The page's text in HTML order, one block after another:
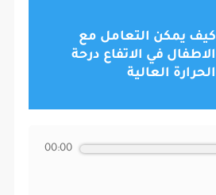
كيف يمكن التعامل مع
الاطفال في الاتفاع درحة
الحرارة العالية
00:00